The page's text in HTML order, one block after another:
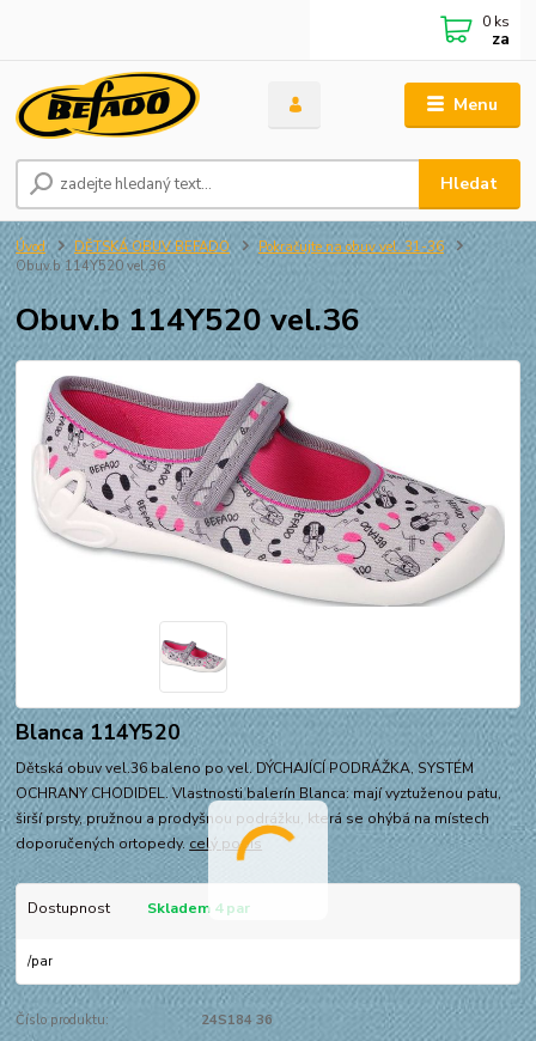
Menu
Hledat
0 ks
za
Úvod DĚTSKÁ OBUV BEFADO
Pokračujte na obuv vel. 31-36
Obuv.b 114Y520 vel.36
Obuv.b 114Y520 vel.36
Blanca 114Y520
Dětská obuv vel.36 baleno po vel. DÝCHAJÍCÍ PODRÁŽKA, SYSTÉM
OCHRANY CHODIDEL. Vlastnosti balerín Blanca: mají vyztuženou patu,
širší prsty, pružnou a prodyšnou podrážku, která se ohýbá na místech
doporučených ortopedy. celý popis
Dostupnost Skladem 4 par
/par
Číslo produktu: 24S184 36